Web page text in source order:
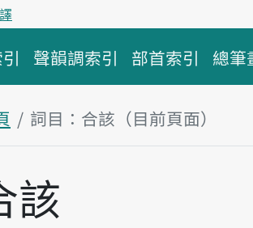
聲韻調索引 部首索引 總筆
詞目：合該（目前頁面）
容區塊
該